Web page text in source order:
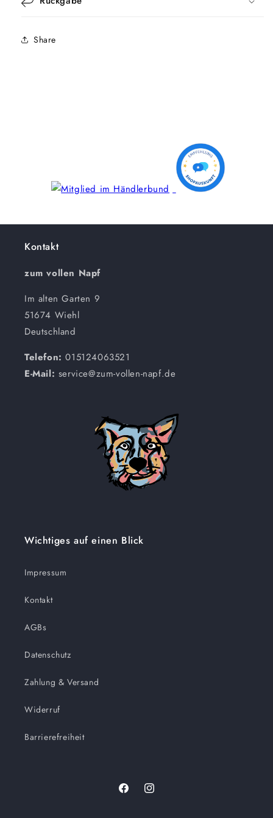
Share
Kontakt
zum vollen Napf
Im alten Garten 9
51674 Wiehl
Deutschland
Telefon:015124063521
E-Mail: service@zum-vollen-napf.de
Wichtiges auf einen Blick
Impressum
Kontakt
AGBs
Datenschutz
Zahlung & Versand
Widerruf
Barrierefreiheit
FacebookInstagram